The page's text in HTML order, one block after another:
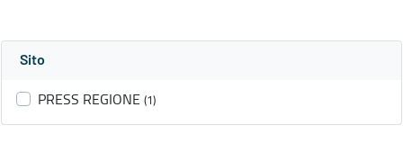
Sito
PRESS REGIONE (1)